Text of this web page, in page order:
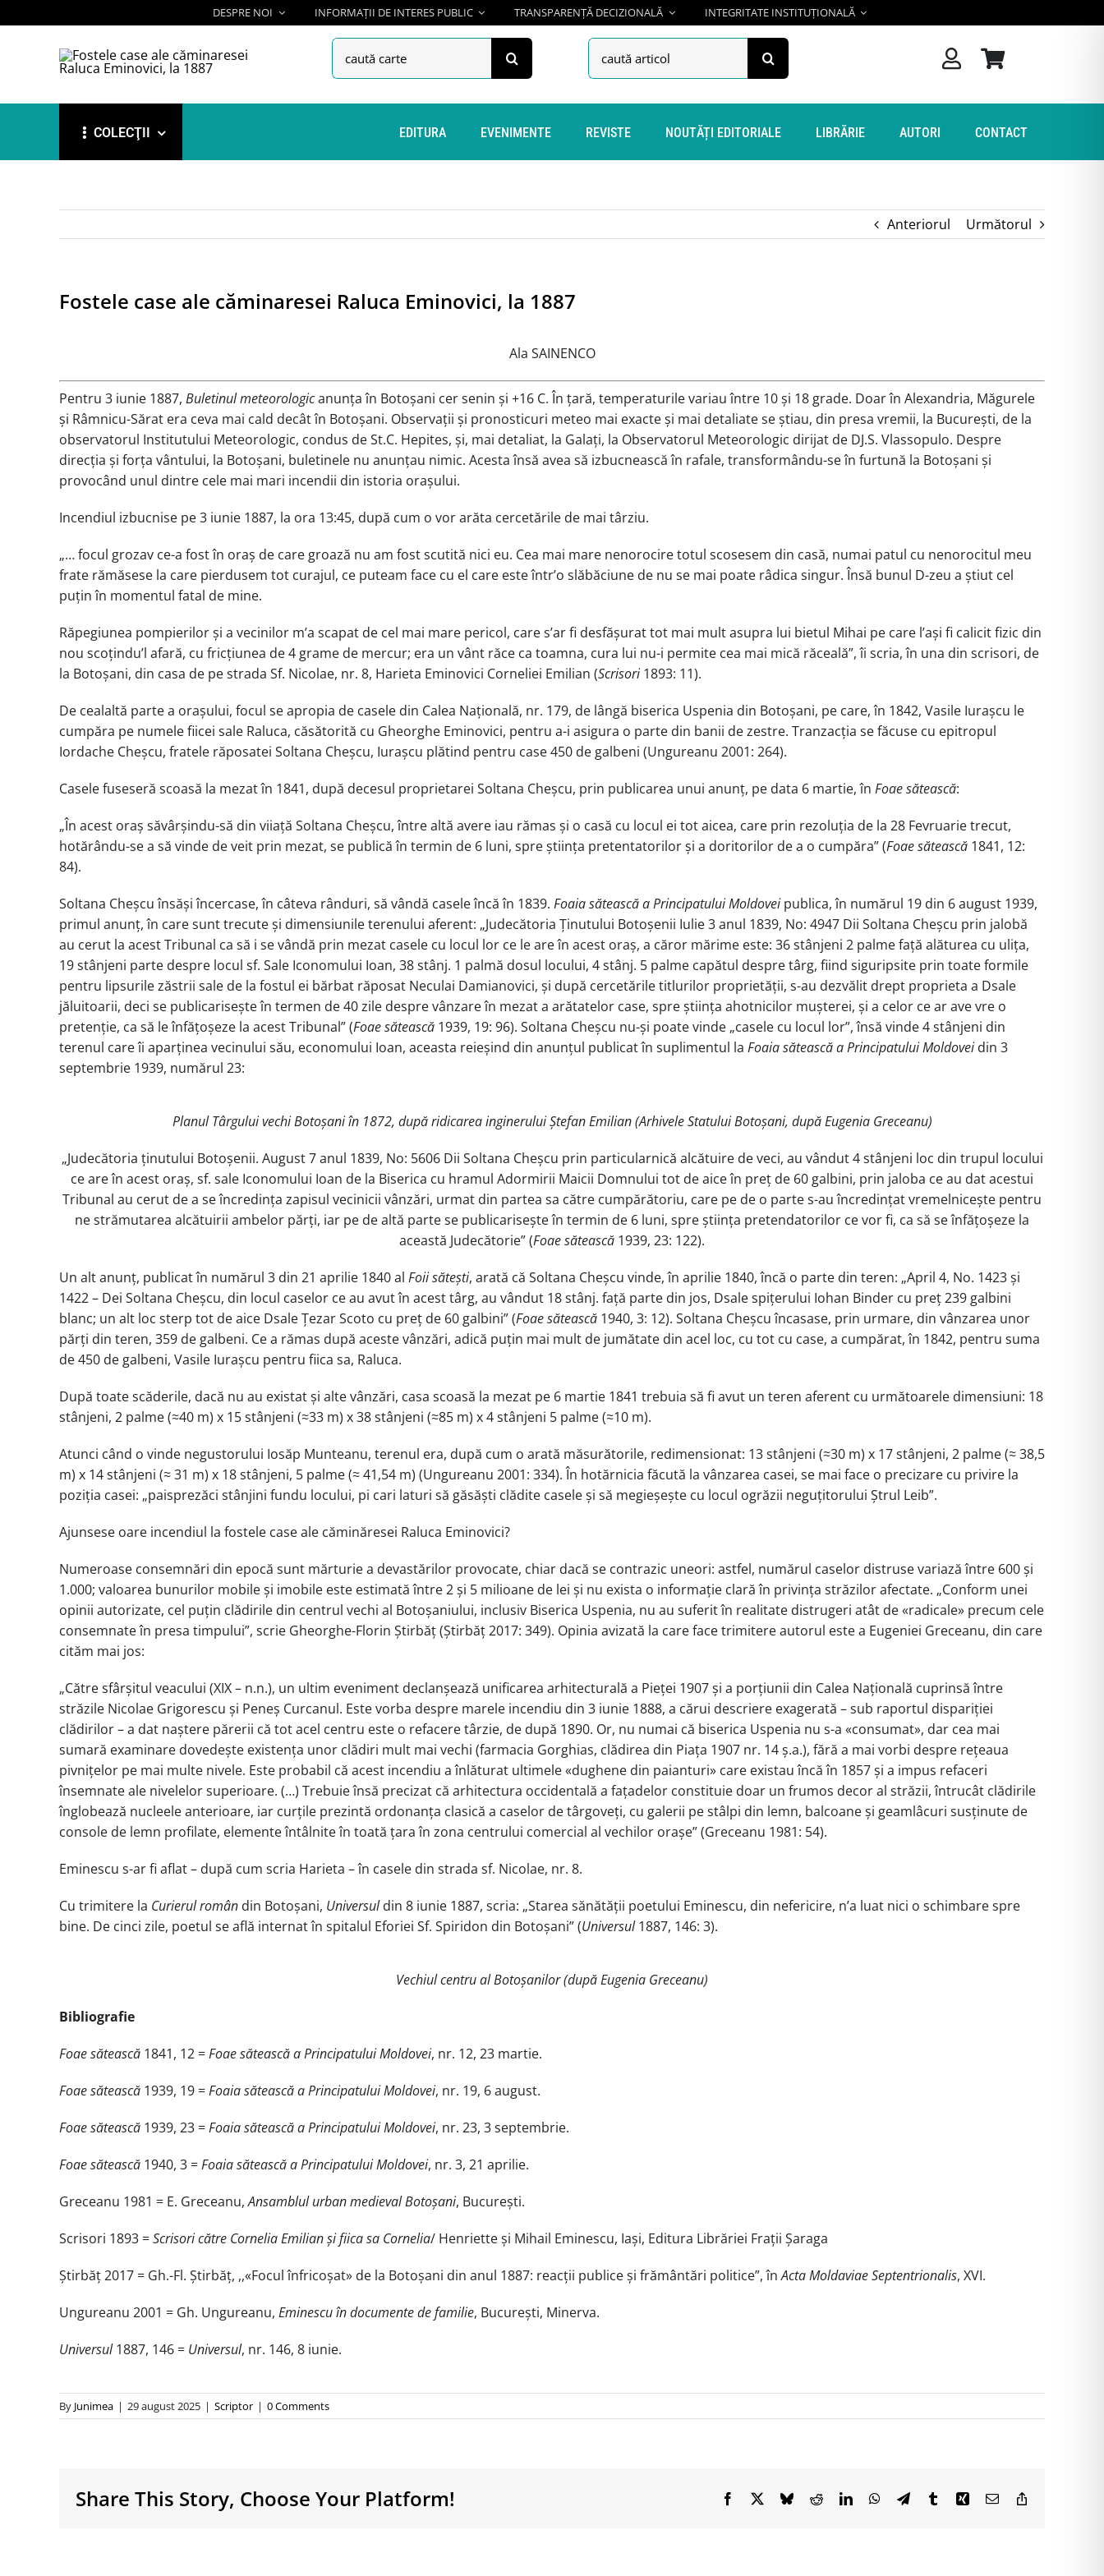
to
DESPRE NOI INFORMAȚII DE INTERES PUBLIC TRANSPARENȚĂ DECIZIONALĂ INTEGRITATE INSTITUȚIONALĂ
Search
for:
Search
for:
COLECŢII EDITURA EVENIMENTE REVISTE NOUTĂȚI EDITORIALE LIBRĂRIE AUTORI CONTACT
Anteriorul Următorul
Fostele case ale căminaresei Raluca Eminovici, la 1887
Ala SAINENCO
Pentru 3 iunie 1887, Buletinul meteorologicanunța în Botoșani cer senin și +16 C. În țară, temperaturile variau între 10 și 18 grade. Doar în Alexandria, Măgurele
și Râmnicu-Sărat era ceva mai cald decât în Botoșani. Observații și pronosticuri meteo mai exacte și mai detaliate se știau, din presa vremii, la București, de la
observatorul Institutului Meteorologic, condus de St.C. Hepites, și, mai detaliat, la Galați, la Observatorul Meteorologic dirijat de DJ.S. Vlassopulo. Despre
direcția și forța vântului, la Botoșani, buletinele nu anunțau nimic. Acesta însă avea să izbucnească în rafale, transformându-se în furtună la Botoșani și
provocând unul dintre cele mai mari incendii din istoria orașului.
Incendiul izbucnise pe 3 iunie 1887, la ora 13:45, după cum o vor arăta cercetările de mai târziu.
„… focul grozav ce-a fost în oraș de care groază nu am fost scutită nici eu. Cea mai mare nenorocire totul scosesem din casă, numai patul cu nenorocitul meu
frate rămăsese la care pierdusem tot curajul, ce puteam face cu el care este întrʼo slăbăciune de nu se mai poate râdica singur. Însă bunul D-zeu a știut cel
puțin în momentul fatal de mine.
Răpegiunea pompierilor și a vecinilor mʼa scapat de cel mai mare pericol, care sʼar fi desfășurat tot mai mult asupra lui bietul Mihai pe care lʼași fi calicit fizic din
nou scoținduʼl afară, cu fricțiunea de 4 grame de mercur; era un vânt răce ca toamna, cura lui nu-i permite cea mai mică răceală”, îi scria, în una din scrisori, de
la Botoșani, din casa de pe strada Sf. Nicolae, nr. 8, Harieta Eminovici Corneliei Emilian (Scrisori 1893: 11).
De cealaltă parte a orașului, focul se apropia de casele din Calea Națională, nr. 179, de lângă biserica Uspenia din Botoșani, pe care, în 1842, Vasile Iurașcu le
cumpăra pe numele fiicei sale Raluca, căsătorită cu Gheorghe Eminovici, pentru a-i asigura o parte din banii de zestre. Tranzacția se făcuse cu epitropul
Iordache Cheșcu, fratele răposatei Soltana Cheșcu, Iurașcu plătind pentru case 450 de galbeni (Ungureanu 2001: 264).
Casele fuseseră scoasă la mezat în 1841, după decesul proprietarei Soltana Cheșcu, prin publicarea unui anunț, pe data 6 martie, în Foae sătească:
„În acest oraș săvârșindu-să din viiață Soltana Cheșcu, între altă avere iau rămas și o casă cu locul ei tot aicea, care prin rezoluția de la 28 Fevruarie trecut,
hotărându-se a să vinde de veit prin mezat, se publică în termin de 6 luni, spre știința pretentatorilor și a doritorilor de a o cumpăra” (Foae sătească1841, 12:
84).
Soltana Cheșcu însăși încercase, în câteva rânduri, să vândă casele încă în 1839. Foaia sătească a Principatului Moldoveipublica, în numărul 19 din 6 august 1939,
primul anunț, în care sunt trecute și dimensiunile terenului aferent: „Judecătoria Ținutului Botoșenii Iulie 3 anul 1839, No: 4947 Dii Soltana Cheșcu prin jalobă
au cerut la acest Tribunal ca să i se vândă prin mezat casele cu locul lor ce le are în acest oraș, a căror mărime este: 36 stânjeni 2 palme față alăturea cu ulița,
19 stânjeni parte despre locul sf. Sale Iconomului Ioan, 38 stânj. 1 palmă dosul locului, 4 stânj. 5 palme capătul despre târg, fiind siguripsite prin toate formile
pentru lipsurile zăstrii sale de la fostul ei bărbat răposat Neculai Damianovici, și după cercetările titlurilor proprietății, s-au dezvălit drept proprieta a Dsale
jăluitoarii, deci se publicarisește în termen de 40 zile despre vânzare în mezat a arătatelor case, spre știința ahotnicilor mușterei, și a celor ce ar ave vre o
pretenție, ca să le înfățoșeze la acest Tribunal” (Foae sătească1939, 19: 96). Soltana Cheșcu nu-și poate vinde „casele cu locul lor”, însă vinde 4 stânjeni din
terenul care îi aparținea vecinului său, economului Ioan, aceasta reieșind din anunțul publicat în suplimentul la Foaia sătească a Principatului Moldoveidin 3
septembrie 1939, numărul 23:
Planul Târgului vechi Botoșani în 1872, după ridicarea inginerului Ștefan Emilian (Arhivele Statului Botoșani, după Eugenia Greceanu)
„Judecătoria ținutului Botoșenii. August 7 anul 1839, No: 5606 Dii Soltana Cheșcu prin particularnică alcătuire de veci, au vândut 4 stânjeni loc din trupul locului
ce are în acest oraș, sf. sale Iconomului Ioan de la Biserica cu hramul Adormirii Maicii Domnului tot de aice în preț de 60 galbini, prin jaloba ce au dat acestui
Tribunal au cerut de a se încredința zapisul vecinicii vânzări, urmat din partea sa către cumpărătoriu, care pe de o parte s-au încredințat vremelnicește pentru
ne strămutarea alcătuirii ambelor părți, iar pe de altă parte se publicarisește în termin de 6 luni, spre știința pretendatorilor ce vor fi, ca să se înfățoșeze la
această Judecătorie” (Foae sătească 1939, 23: 122).
Un alt anunț, publicat în numărul 3 din 21 aprilie 1840 al Foii sătești, arată că Soltana Cheșcu vinde, în aprilie 1840, încă o parte din teren: „April 4, No. 1423 și
1422 – Dei Soltana Cheșcu, din locul caselor ce au avut în acest târg, au vândut 18 stânj. față parte din jos, Dsale spițerului Iohan Binder cu preț 239 galbini
blanc; un alt loc sterp tot de aice Dsale Țezar Scoto cu preț de 60 galbini” (Foae sătească1940, 3: 12). Soltana Cheșcu încasase, prin urmare, din vânzarea unor
părți din teren, 359 de galbeni. Ce a rămas după aceste vânzări, adică puțin mai mult de jumătate din acel loc, cu tot cu case, a cumpărat, în 1842, pentru suma
de 450 de galbeni, Vasile Iurașcu pentru fiica sa, Raluca.
După toate scăderile, dacă nu au existat și alte vânzări, casa scoasă la mezat pe 6 martie 1841 trebuia să fi avut un teren aferent cu următoarele dimensiuni: 18
stânjeni, 2 palme (≈40 m) x 15 stânjeni (≈33 m) x 38 stânjeni (≈85 m) x 4 stânjeni 5 palme (≈10 m).
Atunci când o vinde negustorului Iosăp Munteanu, terenul era, după cum o arată măsurătorile, redimensionat: 13 stânjeni (≈30 m) x 17 stânjeni, 2 palme (≈ 38,5
m) x 14 stânjeni (≈ 31 m) x 18 stânjeni, 5 palme (≈ 41,54 m) (Ungureanu 2001: 334). În hotărnicia făcută la vânzarea casei, se mai face o precizare cu privire la
poziția casei: „paisprezăci stânjini fundu locului, pi cari laturi să găsăști clădite casele și să megieșește cu locul ogrăzii neguțitorului Ștrul Leib”.
Ajunsese oare incendiul la fostele case ale căminăresei Raluca Eminovici?
Numeroase consemnări din epocă sunt mărturie a devastărilor provocate, chiar dacă se contrazic uneori: astfel, numărul caselor distruse variază între 600 și
1.000; valoarea bunurilor mobile și imobile este estimată între 2 și 5 milioane de lei și nu exista o informație clară în privința străzilor afectate. „Conform unei
opinii autorizate, cel puțin clădirile din centrul vechi al Botoșaniului, inclusiv Biserica Uspenia, nu au suferit în realitate distrugeri atât de «radicale» precum cele
consemnate în presa timpului”, scrie Gheorghe-Florin Știrbăț (Știrbăț 2017: 349). Opinia avizată la care face trimitere autorul este a Eugeniei Greceanu, din care
cităm mai jos:
„Către sfârșitul veacului (XIX – n.n.), un ultim eveniment declanșează unificarea arhitecturală a Pieței 1907 și a porțiunii din Calea Națională cuprinsă între
străzile Nicolae Grigorescu și Peneș Curcanul. Este vorba despre marele incendiu din 3 iunie 1888, a cărui descriere exagerată – sub raportul dispariției
clădirilor – a dat naștere părerii că tot acel centru este o refacere târzie, de după 1890. Or, nu numai că biserica Uspenia nu s-a «consumat», dar cea mai
sumară examinare dovedește existența unor clădiri mult mai vechi (farmacia Gorghias, clădirea din Piața 1907 nr. 14 ș.a.), fără a mai vorbi despre rețeaua
pivnițelor pe mai multe nivele. Este probabil că acest incendiu a înlăturat ultimele «dughene din paianturi» care existau încă în 1857 și a impus refaceri
însemnate ale nivelelor superioare. (…) Trebuie însă precizat că arhitectura occidentală a fațadelor constituie doar un frumos decor al străzii, întrucât clădirile
înglobează nucleele anterioare, iar curțile prezintă ordonanța clasică a caselor de târgoveți, cu galerii pe stâlpi din lemn, balcoane și geamlâcuri susținute de
console de lemn profilate, elemente întâlnite în toată țara în zona centrului comercial al vechilor orașe” (Greceanu 1981: 54).
Eminescu s-ar fi aflat – după cum scria Harieta – în casele din strada sf. Nicolae, nr. 8.
Cu trimitere la Curierul romândin Botoșani, Universuldin 8 iunie 1887, scria: „Starea sănătății poetului Eminescu, din nefericire, n’a luat nici o schimbare spre
bine. De cinci zile, poetul se află internat în spitalul Eforiei Sf. Spiridon din Botoșani” (Universul1887, 146: 3).
Vechiul centru al Botoșanilor (după Eugenia Greceanu)
Bibliografie
Foae sătească1841, 12 =Foae sătească a Principatului Moldovei, nr. 12, 23 martie.
Foae sătească1939, 19 =Foaia sătească a Principatului Moldovei, nr. 19, 6 august.
Foae sătească1939, 23 =Foaia sătească a Principatului Moldovei, nr. 23, 3 septembrie.
Foae sătească1940, 3 =Foaia sătească a Principatului Moldovei, nr. 3, 21 aprilie.
Greceanu 1981 = E. Greceanu,Ansamblul urban medieval Botoșani, București.
Scrisori 1893 =Scrisori către Cornelia Emilian și fiica sa Cornelia/ Henriette și Mihail Eminescu, Iași, Editura Librăriei Frații Șaraga
Știrbăț 2017 = Gh.-Fl. Știrbăț, ,,«Focul înfricoșat» de la Botoșani din anul 1887: reacții publice și frământări politice”, înActa Moldaviae Septentrionalis, XVI.
Ungureanu 2001 = Gh. Ungureanu, Eminescu în documente de familie, București, Minerva.
Universul1887, 146 = Universul, nr. 146, 8 iunie.
By Junimea | 29 august 2025 | Scriptor | 0 Comments
Share This Story, Choose Your Platform! Facebook BlueskyRedditLinkedInWhatsApp
TelegramTumblrXing Email